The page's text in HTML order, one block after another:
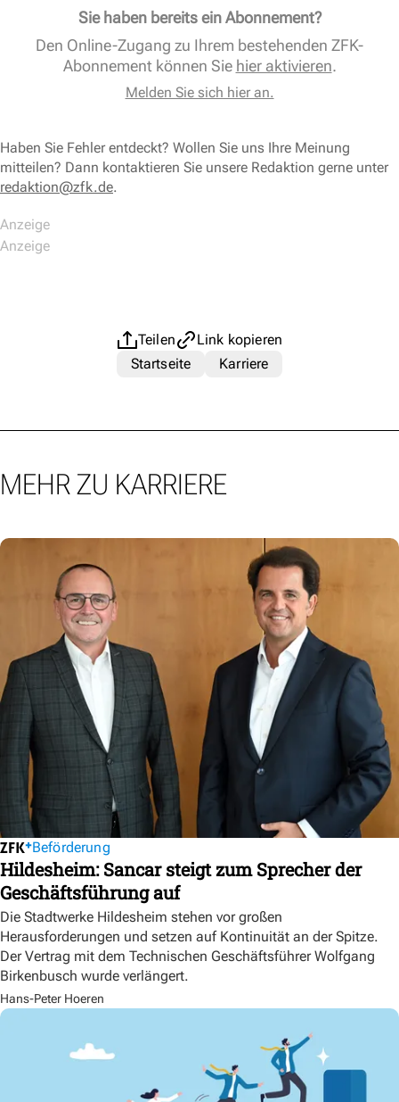
Sie haben bereits ein Abonnement?
Den Online-Zugang zu Ihrem bestehenden ZFK-
Abonnement können Sie hier aktivieren.
Melden Sie sich hier an.
Haben Sie Fehler entdeckt? Wollen Sie uns Ihre Meinung
mitteilen? Dann kontaktieren Sie unsere Redaktion gerne unter
redaktion@zfk.de.
Teilen
Link kopieren
Startseite
Karriere
MEHR ZU KARRIERE
Beförderung
Hildesheim: Sancar steigt zum Sprecher der
Geschäftsführung auf
Die Stadtwerke Hildesheim stehen vor großen
Herausforderungen und setzen auf Kontinuität an der Spitze.
Der Vertrag mit dem Technischen Geschäftsführer Wolfgang
Birkenbusch wurde verlängert.
Hans-Peter Hoeren